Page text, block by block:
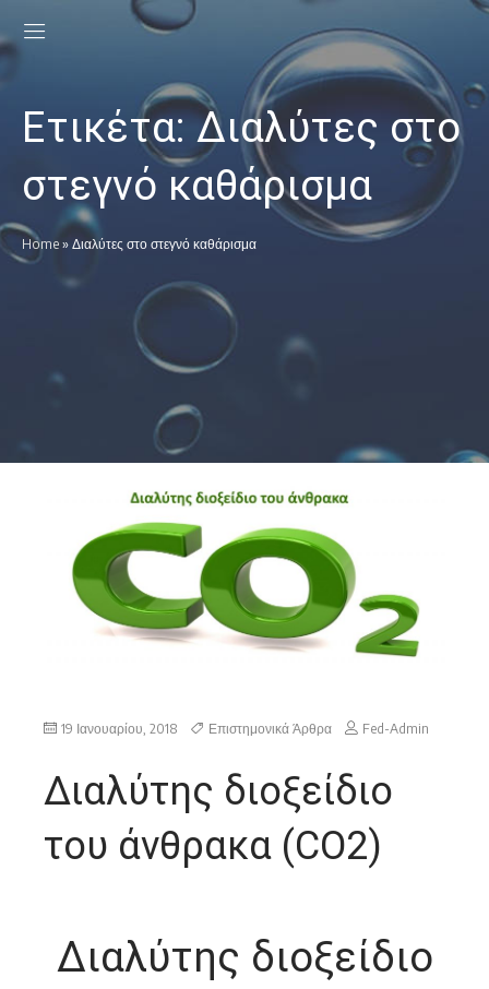
Ετικέτα:Διαλύτες στο
στεγνό καθάρισμα
Home » Διαλύτες στο στεγνό καθάρισμα
19 Ιανουαρίου, 2018 Επιστημονικά Άρθρα Fed-Admin
Διαλύτης διοξείδιο
του άνθρακα (CO2)
Διαλύτης διοξείδιο